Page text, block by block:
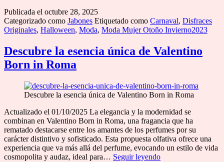
de
Guardianes
de
Galaxia
|
Publicada el octubre 28, 2025
Categorizado como Jabones Etiquetado como Carnaval, Disfraces
Originales, Halloween, Moda, Moda Mujer Otoño Invierno2023
Descubre la esencia única de Valentino
Born in Roma
Descubre la esencia única de Valentino Born in Roma
Actualizado el 01/10/2025 La elegancia y la modernidad se
combinan en Valentino Born in Roma, una fragancia que ha
rematado destacarse entre los amantes de los perfumes por su
carácter distintivo y sofisticado. Esta propuesta olfativa ofrece una
experiencia que va más allá del perfume, evocando un estilo de vida
cosmopolita y audaz, ideal para… Seguir leyendoDescubre